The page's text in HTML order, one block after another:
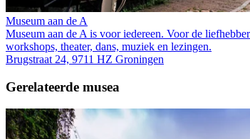
Museum aan de A
Museum aan de A is voor iedereen. Voor de
workshops, theater, dans, muziek en lezingen.
Brugstraat 24, 9711 HZ Groningen
Gerelateerde musea